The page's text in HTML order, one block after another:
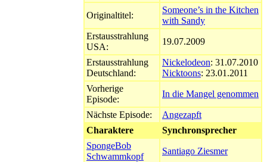
Originaltitel:
Someone’s in the Kitchen
with Sandy
Erstausstrahlung
USA:
19.07.2009
Erstausstrahlung
Deutschland:
Nickelodeon: 31.07.2010
Nicktoons: 23.01.2011
Vorherige
Episode:
In die Mangel genommen
Nächste Episode:
Angezapft
Charaktere
Synchronsprecher
SpongeBob
Schwammkopf
Santiago Ziesmer